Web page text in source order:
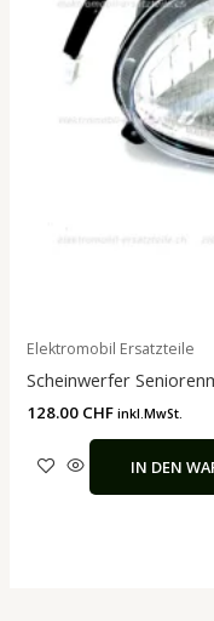
Elektromobil Ersatzteile
Scheinwerfer
128.00 CHF inkl.MwSt.
IN DEN